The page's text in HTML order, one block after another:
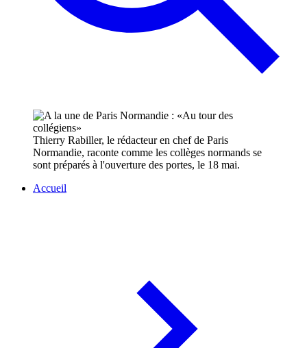
Thierry Rabiller, le rédacteur en chef de Paris
Normandie, raconte comme les collèges normands se
sont préparés à l'ouverture des portes, le 18 mai.
Accueil